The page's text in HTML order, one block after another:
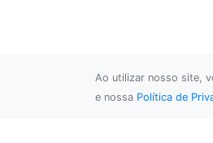
Ao utilizar nosso site,
e nossa Política de